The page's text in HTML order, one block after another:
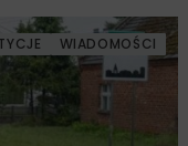
WIADOMOŚCI